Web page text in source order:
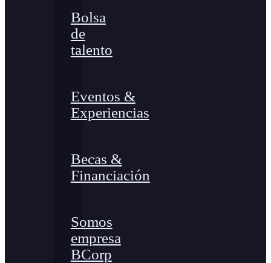
Bolsa
de
talento
Eventos &
Experiencias
Becas &
Financiación
Somos
empresa
BCorp